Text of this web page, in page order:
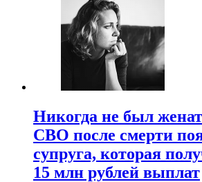
Никогда не был
СВО после смерти
супруга, которая
15 млн рублей выплат